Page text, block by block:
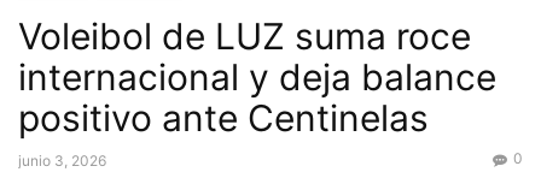
Voleibol de LUZ suma roce
internacional y deja balance
positivo ante Centinelas
junio 3, 2026 0